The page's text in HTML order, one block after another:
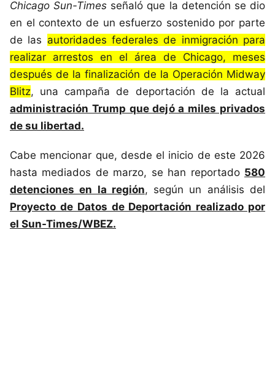
Chicago Sun-Times señaló que la detención se dio
en el contexto de un esfuerzo sostenido por parte
de las autoridades federales de inmigración para
realizar arrestos en el área de Chicago, meses
después de la finalización de la Operación Midway
Blitz, una campaña de deportación de la actual
administración Trump que dejó a miles privados
de su libertad.
Cabe mencionar que, desde el inicio de este 2026
hasta mediados de marzo, se han reportado 580
detenciones en la región, según un análisis del
Proyecto de Datos de Deportación realizado por
el Sun-Times/WBEZ.